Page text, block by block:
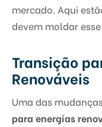
mercado. Aqui
devem moldar
Transição
Renováveis
Uma das
para energias